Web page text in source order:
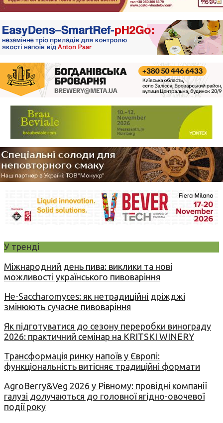
У тренді
Міжнародний день пива: виклики та нові
можливості українського пивоваріння
Не-Saccharomyces: як нетрадиційні дріжджі
змінюють сучасне пивоваріння
Як підготуватися до сезону переробки винограду
2026: практичний семінар на KRITSKI WINERY
Трансформація ринку напоїв у Європі:
функціональність витісняє традиційні формати
AgroBerry&Veg 2026 у Рівному: провідні компанії
галузі долучаються до головної ягідно-овочевої
події року